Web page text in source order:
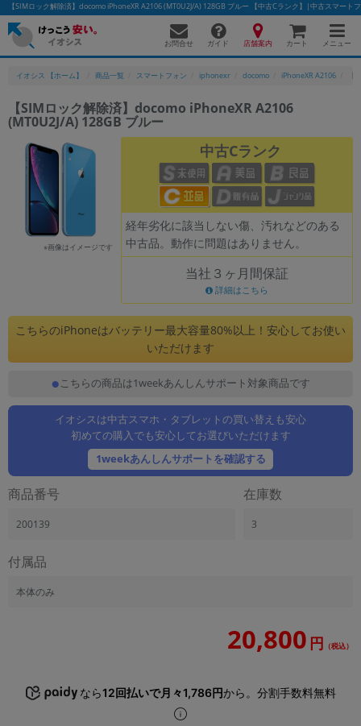
【SIMロック解除済】docomo iPhoneXR A2106 (MT0U2J/A) 128GB ブルー 【中古Cランク】|中古スマート
お問合せ ガイド 店舗案内 カート メニュー
イオシス 【ホーム】 商品一覧 スマートフォン iphonexr docomo iPhoneXR A2106
【SIMロック解除済】docomo iPhoneXR A2106
(MT0U2J/A) 128GB ブルー
※画像はイメージです
中古Cランク
経年劣化に該当しない傷、汚れなどのある
中古品。動作に問題はありません。
当社３ヶ月間保証
詳細はこちら
こちらのiPhoneはバッテリー最大容量80%以上！安心してお使い
いただけます
こちらの商品は1weekあんしんサポート対象商品です
イオシスは中古スマホ・タブレットの買い替えも安心
初めての購入でも安心してお選びいただけます
1weekあんしんサポートを確認する
商品番号
200139
在庫数
3
付属品
本体のみ
20,800 円 （税込）
なら12回払いで月々1,786円から。分割手数料無料
かんたんパソコン検索に切り替える
フリーワード
除外ワード
人気の検索ワード： Let's note EliteBookMacBook
「スマートフォン」「タブレット」など
シリーズ
商品シリーズ名・ブランド名の絞り込み。
「iPhone」「Xperia」「Galaxy」など
「Apple」「SONY」「SHARP」など
商品の搭載機能による絞り込み
ドライブの絞り込み
ランク
「新品」「未使用」「中古」など